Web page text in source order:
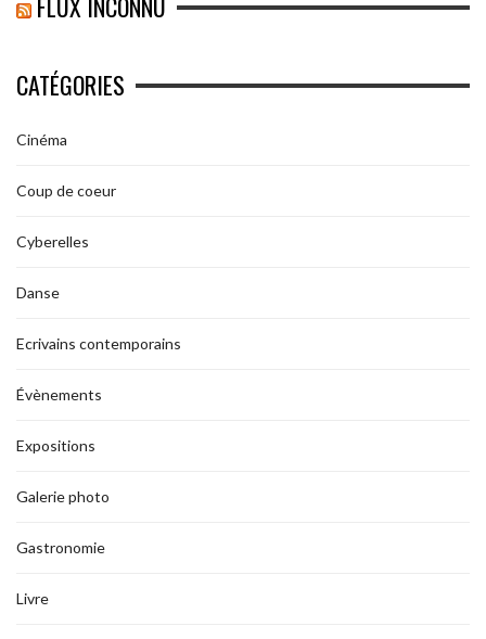
CATÉGORIES
Cinéma
Coup de coeur
Cyberelles
Danse
Ecrivains contemporains
Évènements
Expositions
Galerie photo
Gastronomie
Livre